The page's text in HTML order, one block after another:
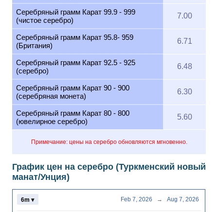
Примечание: цены на серебро обновляются мгновенно.
Серебряный грамм Карат 99.9 - 999
(чистое серебро)
7.00
Серебряный грамм Карат 95.8- 959
(Британия)
6.71
Серебряный грамм Карат 92.5 - 925
(серебро)
6.48
Серебряный грамм Карат 90 - 900
(серебряная монета)
6.30
Серебряный грамм Карат 80 - 800
(ювелирное серебро)
5.60
График цен на серебро (Туркменский новый
манат/Унция)
6m ▾ Feb 7, 2026 → Aug 7, 2026